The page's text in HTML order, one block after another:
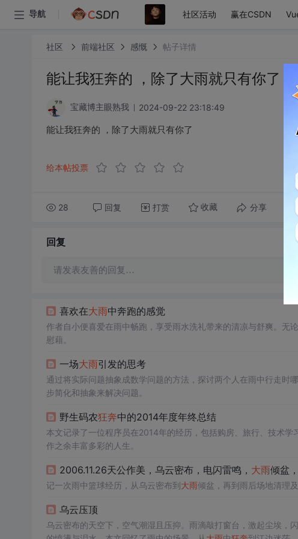
导航 社区活动 赢在CSDN
社区 前端社区 感慨 帖子详情
能让我狂奔的 ，除了大雨就只有你了
宝藏博主眼熟我 2024-09-22 23:18:49
能让我狂奔的 ，除了大雨就只有你了
给本帖投票
28 回复 打赏 收藏 分享
回复
请发表友善的回复…
喜欢在大雨中奔跑的感觉
作者自小便喜爱在雨中畅跑，享受雨水洗礼带来的清凉与舒爽。无
慰藉。
一场大雨引发的思考
通过将实际问题抽象成数学问题的方法，探讨两个人在雨中行走时
步简化和抽象来解决问题。
野生码农狂奔中的2014年度年终总结
本文记录了一位程序员在2014年的经历，包括购房、旅行、技术
作之余丰富多彩的人生。
2006.11.26天公作美，乌云密布，电闪雷鸣， 大雨倾盆
记一次雨中篮球经历，从乌云密布到大雨倾盆，再到雨后场地清理
乌云压顶
乌云密布的天空下，空气潮湿且压抑。雨滴敲打窗台，激起尘埃，